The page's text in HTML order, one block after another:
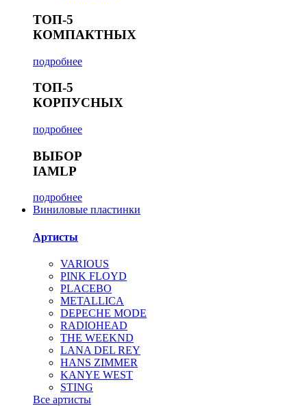
ТОП-5
КОМПАКТНЫХ
подробнее
ТОП-5
КОРПУСНЫХ
подробнее
ВЫБОР
IAMLP
подробнее
Виниловые пластинки
Артисты
VARIOUS
PINK FLOYD
PLACEBO
METALLICA
DEPECHE MODE
RADIOHEAD
THE WEEKND
LANA DEL REY
HANS ZIMMER
KANYE WEST
STING
Все артисты